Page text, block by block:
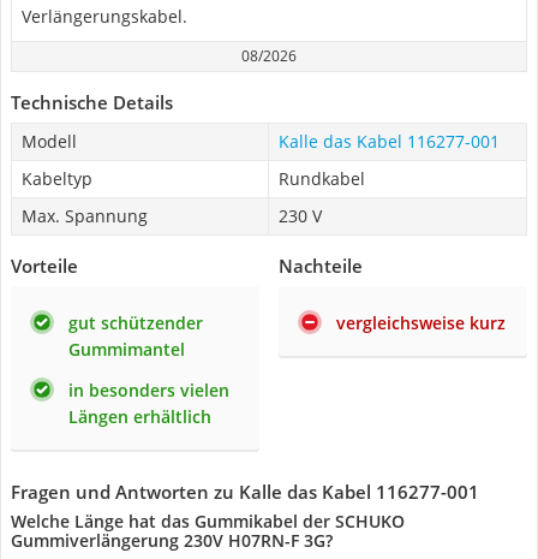
Verlängerungskabel.
08/2026
Technische Details
Modell
Kalle das Kabel 116277-001
Kabeltyp
Rundkabel
Max. Spannung
230 V
Vorteile
gut schützender
Gummimantel
in besonders vielen
Längen erhältlich
Nachteile
vergleichsweise kurz
Fragen und Antworten zu Kalle das Kabel 116277-001
Welche Länge hat das Gummikabel der SCHUKO
Gummiverlängerung 230V H07RN-F 3G?